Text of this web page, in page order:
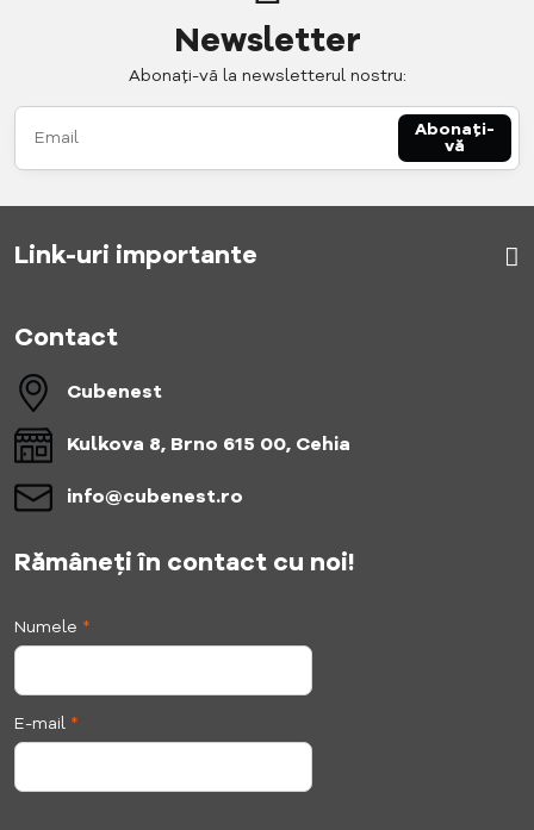
Newsletter
Abonați-vă la newsletterul nostru:
Abonați-
vă
Link-uri importante
Contact
Cubenest
Kulkova 8, Brno 615 00, Cehia
info​@cubenest​.ro
Rămâneți în contact cu noi!
Numele *
E-mail *